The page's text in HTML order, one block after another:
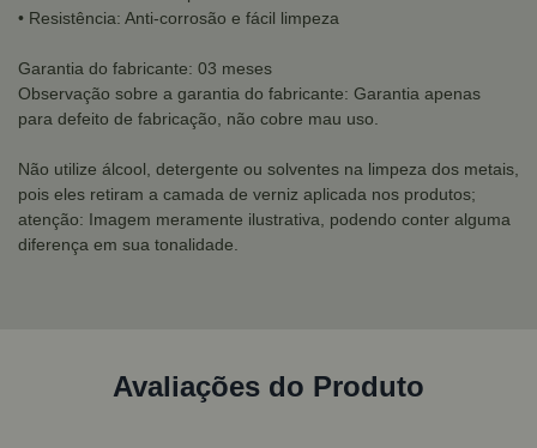
• Resistência: Anti-corrosão e fácil limpeza
Garantia do fabricante: 03 meses
Observação sobre a garantia do fabricante: Garantia apenas
para defeito de fabricação, não cobre mau uso.
Não utilize álcool, detergente ou solventes na limpeza dos metais,
pois eles retiram a camada de verniz aplicada nos produtos;
atenção: Imagem meramente ilustrativa, podendo conter alguma
diferença em sua tonalidade.
Avaliações do Produto